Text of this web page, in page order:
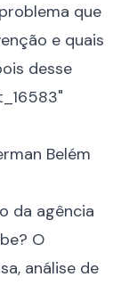
que
e quais
desse
Belém
da agência
O
análise de